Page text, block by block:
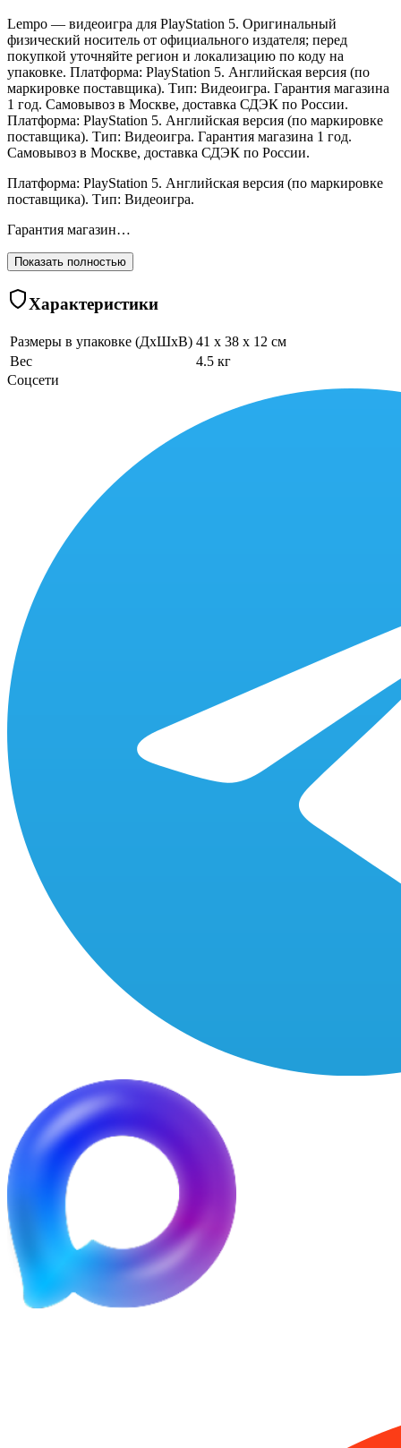
Lempo — видеоигра для PlayStation 5. Оригинальный
физический носитель от официального издателя; перед
покупкой уточняйте регион и локализацию по коду на
упаковке. Платформа: PlayStation 5. Английская версия (по
маркировке поставщика). Тип: Видеоигра. Гарантия магазина
1 год. Самовывоз в Москве, доставка СДЭК по России.
Платформа: PlayStation 5. Английская версия (по маркировке
поставщика). Тип: Видеоигра. Гарантия магазина 1 год.
Самовывоз в Москве, доставка СДЭК по России.
Платформа: PlayStation 5. Английская версия (по маркировке
поставщика). Тип: Видеоигра.
Гарантия магазин…
Показать полностью
Характеристики
Размеры в упаковке (ДхШхВ) 41 x 38 x 12 см
Вес
4.5 кг
Соцсети